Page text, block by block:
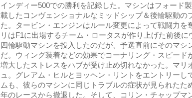
インディー500での勝利を記録した。マシンはフォード
載したコンヴェンショナルなミッドシップ＆後輪駆動の
た。タービン・エンジンはルール変更によって戦闘力を
リはF1に出場するチーム・ロータスが作り上げた前後
四輪駆動マシンを投入したのだが、予選直前にそのマシ
だ。ウィング装着などの効果でコーナリング・スピード
増大したストレスをハブが受け止め切れなかった。マリ
ュ。グレアム・ヒルとヨッヘン・リントをエントリーし
ムも、彼らのマシンに同じトラブルの症状が見られたた
年のレースから撤退した。そして、コリン・チャップマ